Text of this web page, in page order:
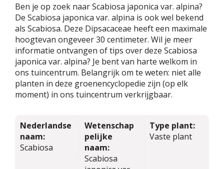
Ben je op zoek naar Scabiosa japonica var. alpina?
De Scabiosa japonica var. alpina is ook wel bekend
als Scabiosa. Deze Dipsacaceae heeft een maximale
hoogtevan ongeveer 30 centimeter. Wil je meer
informatie ontvangen of tips over deze Scabiosa
japonica var. alpina? Je bent van harte welkom in
ons tuincentrum. Belangrijk om te weten: niet alle
planten in deze groenencyclopedie zijn (op elk
moment) in ons tuincentrum verkrijgbaar.
Nederlandse
naam:
Scabiosa
Wetenschap
pelijke
naam:
Scabiosa
Type plant:
Vaste plant